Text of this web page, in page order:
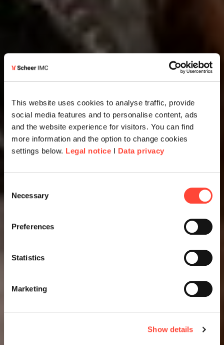
This website uses cookies to analyse traffic, provide
social media features and to personalise content, ads
and the website experience for visitors. You can find
more information and the option to change cookies
settings below. Legal notice I Data privacy
Selection
Necessary
Preferences
Statistics
Marketing
Show details